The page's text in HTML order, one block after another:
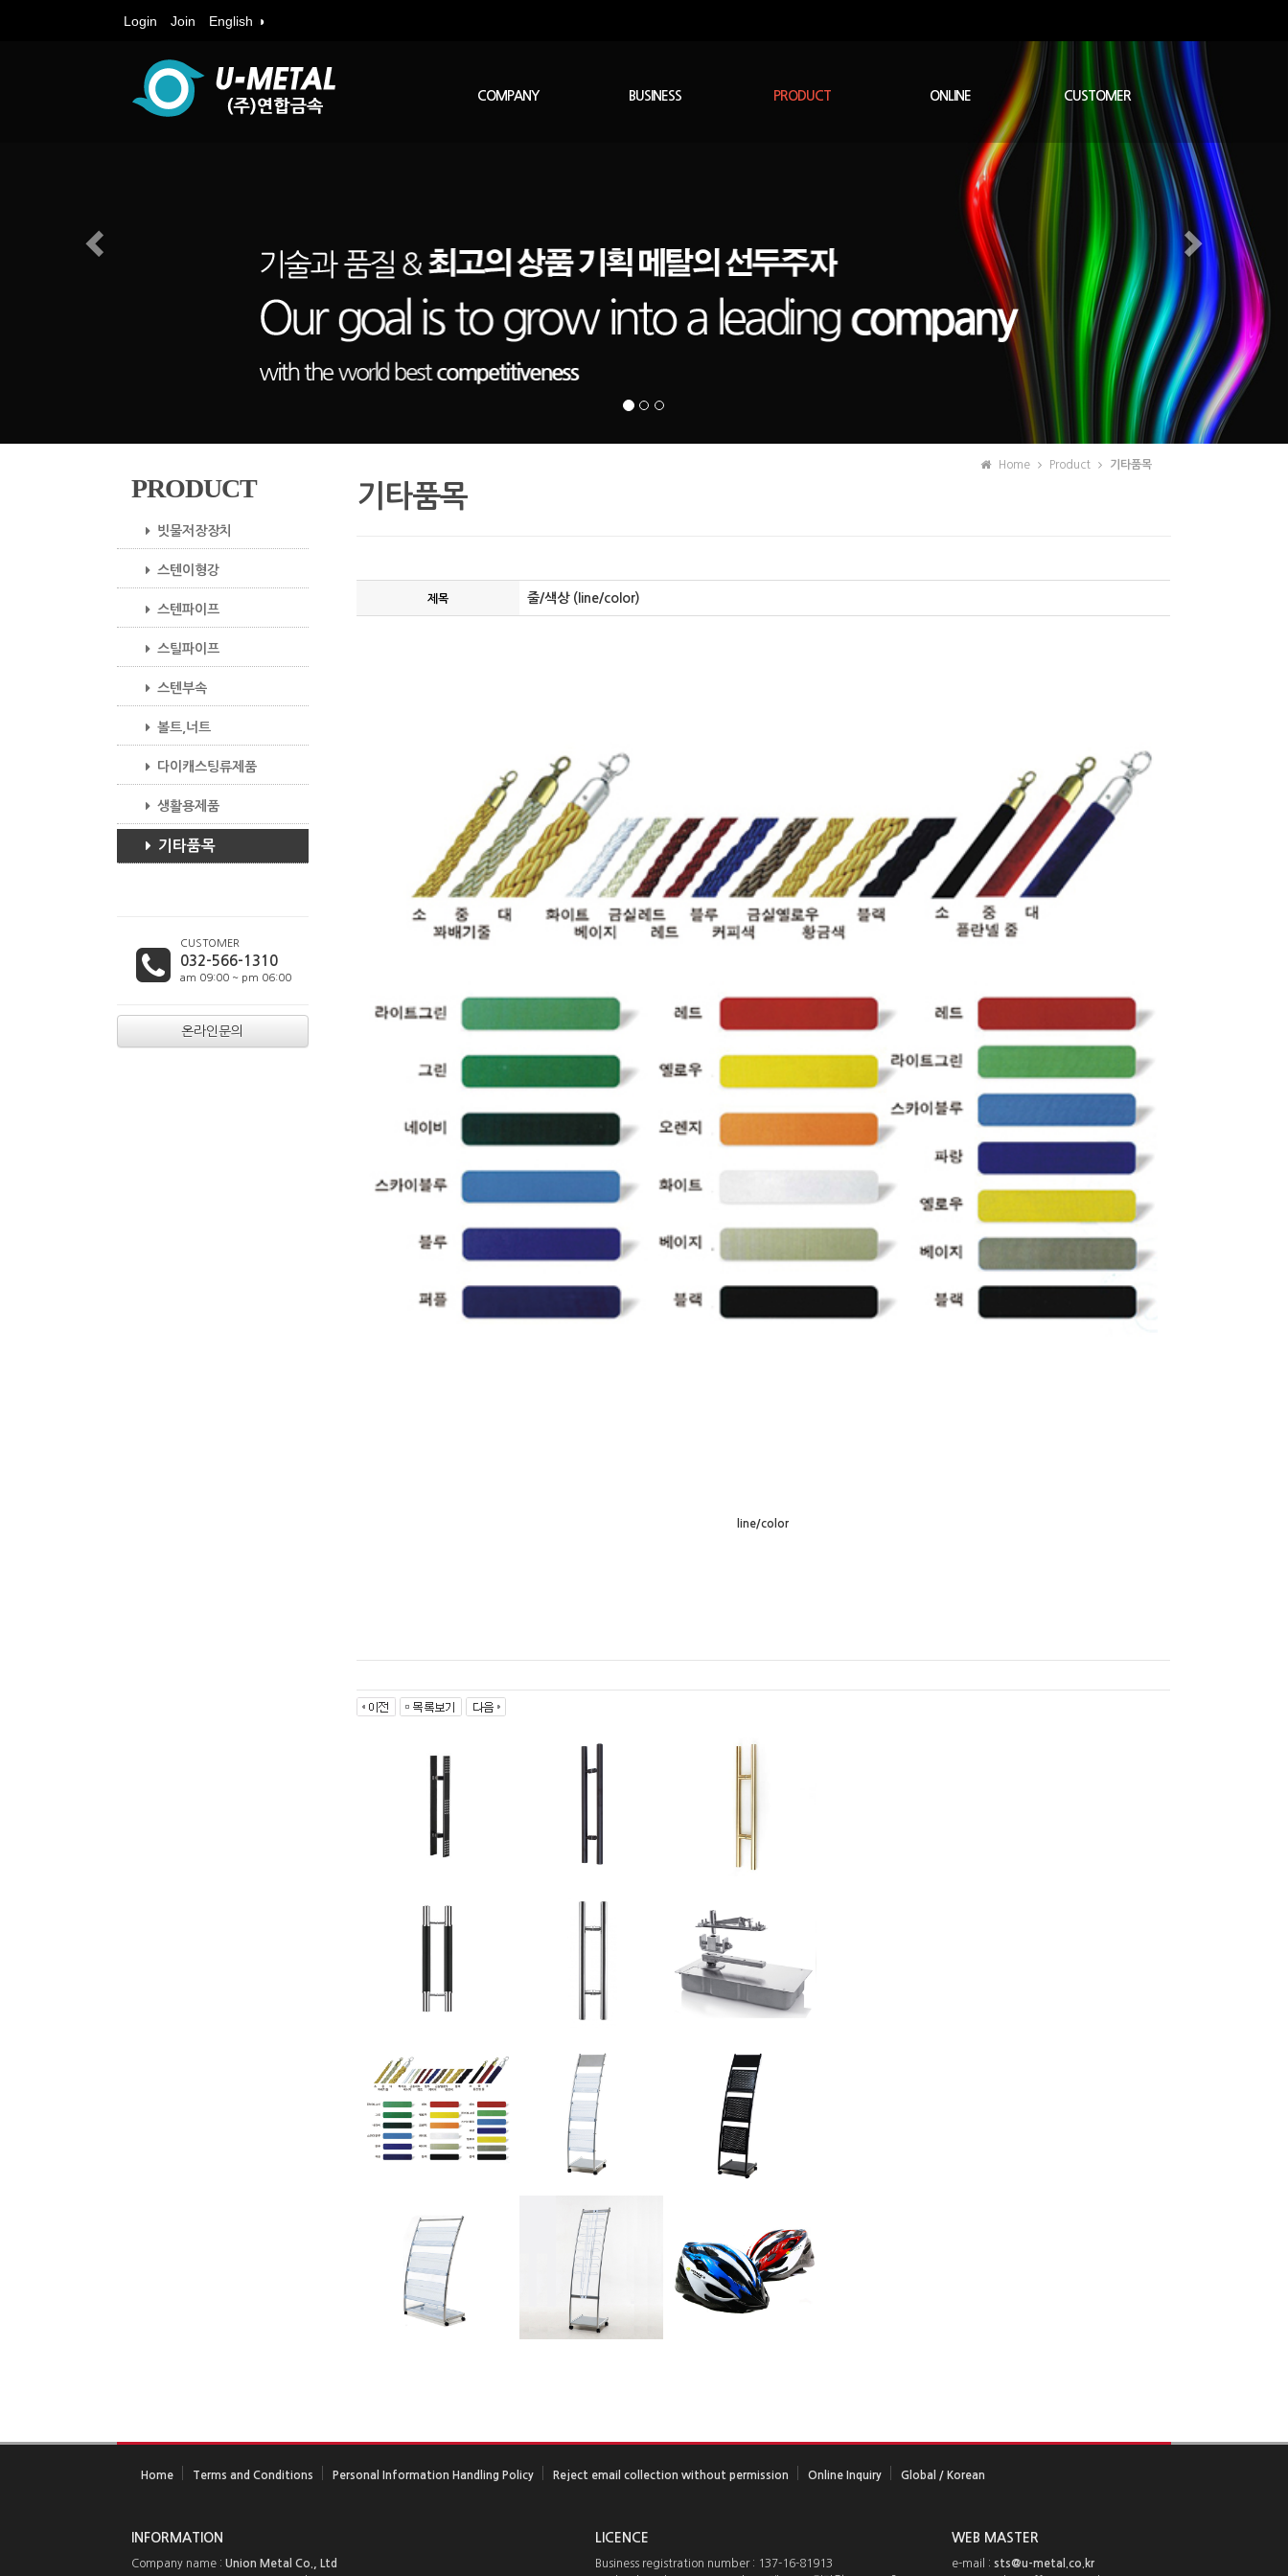
Login Join English ◑
COMPANY BUSINESS PRODUCT ONLINE
온라인문의
CUSTOMER
공지사항
질문과답변
자료실
PRODUCT
빗물저장장치
스텐이형강
스텐파이프
스틸파이프
스텐부속
볼트,너트
다이캐스팅류제품
생활용제품
기타품목
CUSTOMER
032-566-1310
am 09:00 ~ pm 06:00
온라인문의
Home Product 기타품목
기타품목
제목 줄/색상 (line/color)
line/color
Home Terms and Conditions Personal Information Handling Policy Reject email collection without permission Online Inquiry Global / Korean
INFORMATION
Company name : Union Metal Co., Ltd
LICENCE
Business registration number : 137-16-81913
WEB MASTER
e-mail : sts@u-metal.co.kr